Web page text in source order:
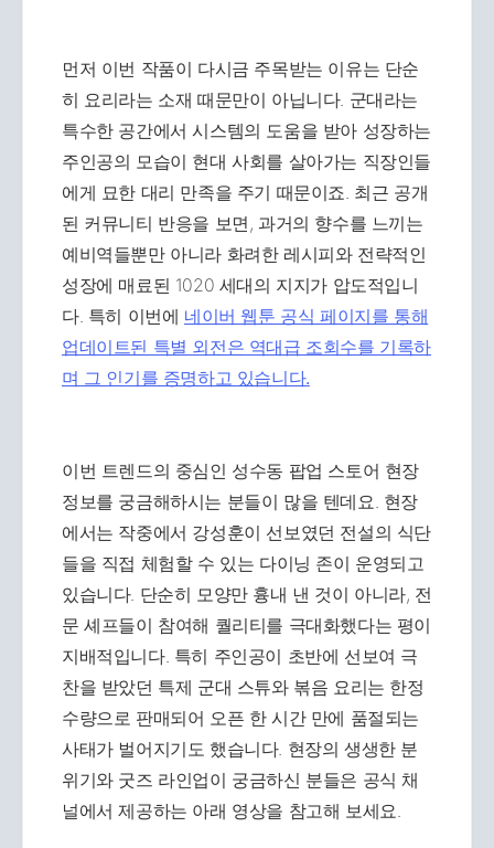
먼저 이번 작품이 다시금 주목받는 이유는 단순
히 요리라는 소재 때문만이 아닙니다. 군대라는
특수한 공간에서 시스템의 도움을 받아 성장하는
주인공의 모습이 현대 사회를 살아가는 직장인들
에게 묘한 대리 만족을 주기 때문이죠. 최근 공개
된 커뮤니티 반응을 보면, 과거의 향수를 느끼는
예비역들뿐만 아니라 화려한 레시피와 전략적인
성장에 매료된 1020 세대의 지지가 압도적입니
다. 특히 이번에 네이버 웹툰 공식 페이지를 통해
업데이트된 특별 외전은 역대급 조회수를 기록하
며 그 인기를 증명하고 있습니다.
이번 트렌드의 중심인 성수동 팝업 스토어 현장
정보를 궁금해하시는 분들이 많을 텐데요. 현장
에서는 작중에서 강성훈이 선보였던 전설의 식단
들을 직접 체험할 수 있는 다이닝 존이 운영되고
있습니다. 단순히 모양만 흉내 낸 것이 아니라, 전
문 셰프들이 참여해 퀄리티를 극대화했다는 평이
지배적입니다. 특히 주인공이 초반에 선보여 극
찬을 받았던 특제 군대 스튜와 볶음 요리는 한정
수량으로 판매되어 오픈 한 시간 만에 품절되는
사태가 벌어지기도 했습니다. 현장의 생생한 분
위기와 굿즈 라인업이 궁금하신 분들은 공식 채
널에서 제공하는 아래 영상을 참고해 보세요.